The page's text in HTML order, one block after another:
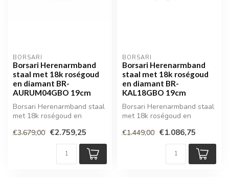
BORSARI
Borsari Herenarmband
staal met 18k roségoud
en diamant BR-
AURUM04GBO 19cm
Borsari Herenarmband staal
met 18k roségoud en
€3.679,00 €2.759,25
BORSARI
Borsari Herenarmband
staal met 18k roségoud
en diamant BR-
KAL18GBO 19cm
Borsari Herenarmband staal
met 18k roségoud en
€1.449,00 €1.086,75